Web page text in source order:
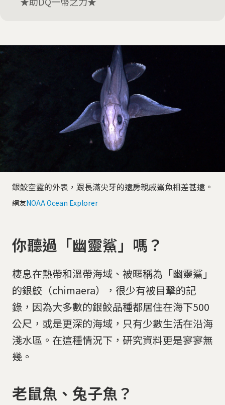
銀鮫空靈的外表，跟長滿尖牙的遠房親戚鯊魚相差甚遠。
網友NOAA Ocean Explorer
你聽過「幽靈鯊」嗎？
棲息在熱帶和溫帶海域、被暱稱為「幽靈鯊」
的銀鮫（chimaera），很少有被目擊的記
錄，因為大多數的銀鮫品種都居住在海下500
公尺，或是更深的海域，只有少數生活在沿海
淺水區。在這種情況下，研究資料更是寥寥無
幾。
老鼠魚、兔子魚？